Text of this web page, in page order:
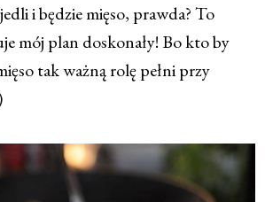
i będzie mięso, prawda? To
mój plan doskonały! Bo kto by
tak ważną rolę pełni przy